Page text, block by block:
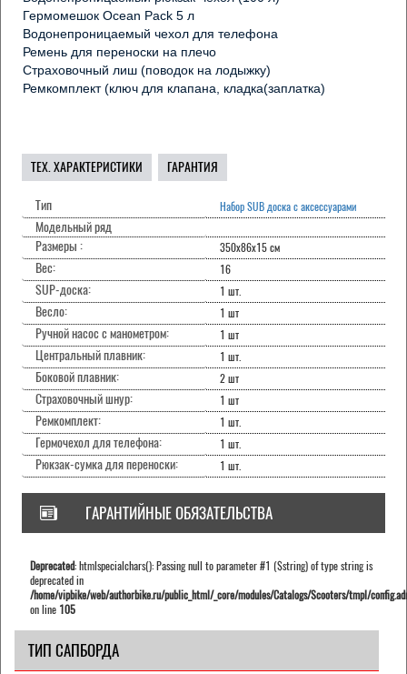
✅ Полный комплект с аксессуарами — всё, что нужно для
катания в одной упаковке
Гермомешок Ocean Pack 5 л
Водонепроницаемый чехол для телефона
Ремень для переноски на плечо
Страховочный лиш (поводок на лодыжку)
Ремкомплект (ключ для клапана, кладка(заплатка)
ТЕХ. ХАРАКТЕРИСТИКИ ГАРАНТИЯ
Тип Набор SUB доска с аксессуарами
Модельный ряд
Размеры :
350x86x15 см
Вес: 16
SUP-доска: 1 шт.
Весло: 1 шт
Ручной насос с манометром: 1 шт
Центральный плавник: 1 шт.
Боковой плавник: 2 шт
Страховочный шнур: 1 шт
Ремкомплект: 1 шт.
Гермочехол для телефона: 1 шт.
Рюкзак-сумка для переноски: 1 шт.
ГАРАНТИЙНЫЕ ОБЯЗАТЕЛЬСТВА
Deprecated: htmlspecialchars(): Passing null to parameter #1 ($string) of type string is
deprecated in
/home/vipbike/web/authorbike.ru/public_html/_core/modules/Catalogs/Scooters/tmpl/
on line 105
ТИП САПБОРДА